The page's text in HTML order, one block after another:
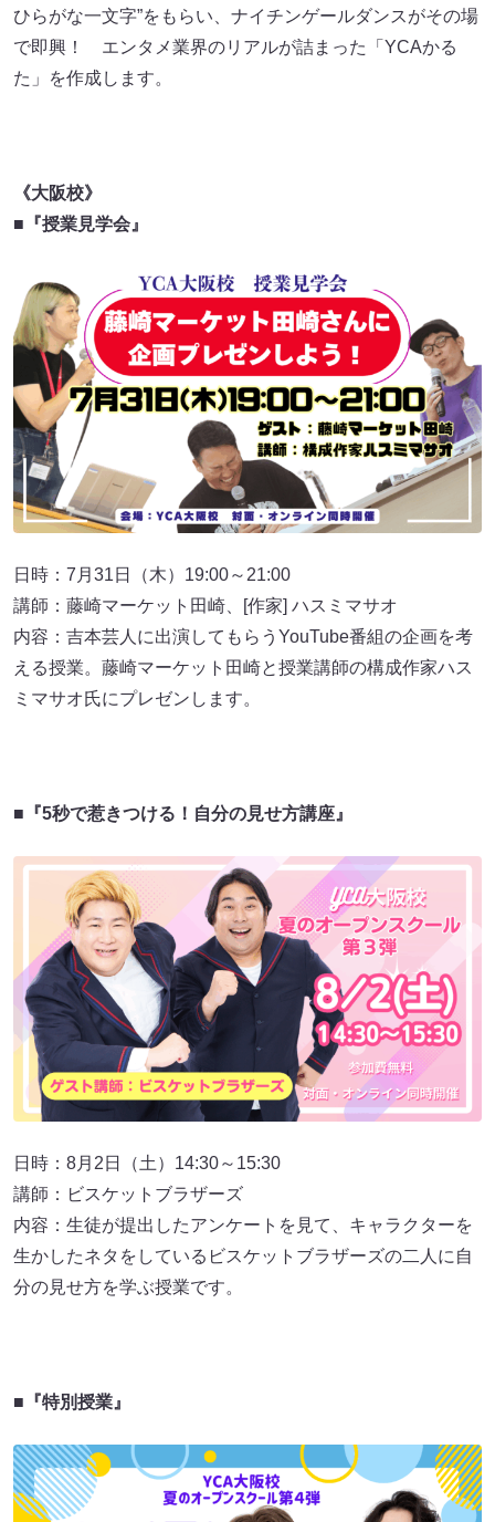
ひらがな一文字”をもらい、ナイチンゲールダンスがその場
で即興！ エンタメ業界のリアルが詰まった「YCAかる
た」を作成します。
《大阪校》
■『授業見学会』
日時：7月31日（木）19:00～21:00
講師：藤崎マーケット田崎、[作家] ハスミマサオ
内容：吉本芸人に出演してもらうYouTube番組の企画を考
える授業。藤崎マーケット田崎と授業講師の構成作家ハス
ミマサオ氏にプレゼンします。
■『5秒で惹きつける！自分の見せ方講座』
日時：8月2日（土）14:30～15:30
講師：ビスケットブラザーズ
内容：生徒が提出したアンケートを見て、キャラクターを
生かしたネタをしているビスケットブラザーズの二人に自
分の見せ方を学ぶ授業です。
■『特別授業』